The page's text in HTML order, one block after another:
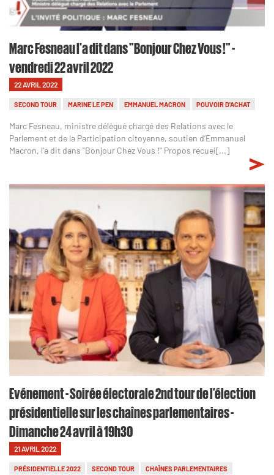
Marc Fesneau l'a dit dans "Bonjour Chez Vous !" -
vendredi 22 avril 2022
22 AVRIL 2022
SECOND TOUR MARINE LE PEN EMMANUEL MACRON POUVOIR D'ACHAT
Marc Fesneau, ministre délégué chargé des Relations avec le
Parlement et de la Participation citoyenne, soutien d’Emmanuel
Macron, l'a dit dans "Bonjour Chez Vous !" Propos recuei[...]
Evénement - Soirée électorale 2nd tour de l’élection
présidentielle sur les chaînes parlementaires -
Dimanche 24 avril à 19h30
21 AVRIL 2022
PRÉSIDENTIELLE 2022 SECOND TOUR CHAÎNES PARLEMENTAIRES